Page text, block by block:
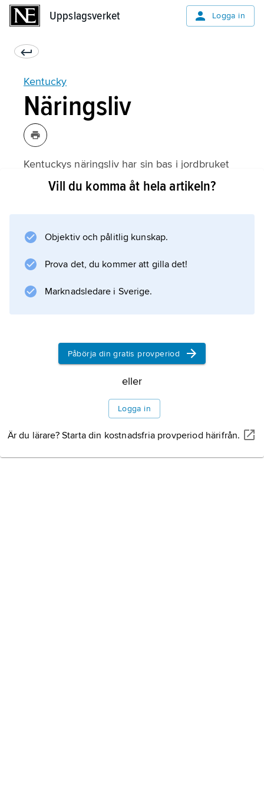
Uppslagsverket Logga in
Kentucky
Näringsliv
Kentuckys näringsliv har sin bas i jordbruket
och till detta anknytande förädlingsindustrier.
North Carolina). Delstaten är USA:s ledande
whiskeyproducent (bourbon) och har även en
sin
Information om artikeln
Vill du komma åt hela artikeln?
Objektiv och pålitlig kunskap.
Prova det, du kommer att gilla det!
Marknadsledare i Sverige.
Påbörja din gratis provperiod
eller
Logga in
Är du lärare? Starta din kostnadsfria provperiod härifrån.